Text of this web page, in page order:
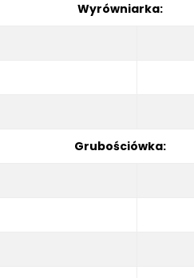
Wyrówniarka:
Grubościówka: